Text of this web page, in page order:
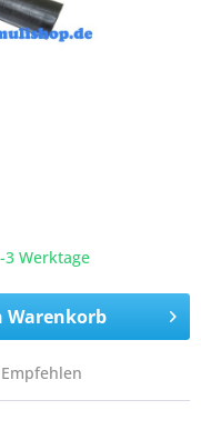
Werktage
Warenkorb
Empfehlen